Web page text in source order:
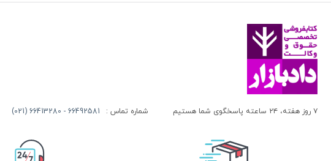
۷ روز هفته، ۲۴ ساعته پاسخگوی شما هستیم شماره تماس : 66492581 - 66413280 (021)